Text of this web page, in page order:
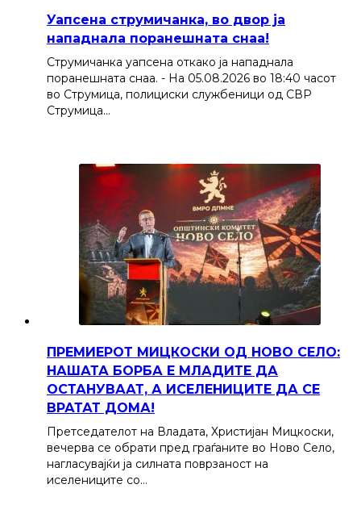
Уапсена струмичанка, во двор ја
нападнала поранешната снаа!
Струмичанка уапсена откако ја нападнала
поранешната снаа. - На 05.08.2026 во 18:40 часот
во Струмица, полициски службеници од СВР
Струмица…
ПРЕМИЕРОТ МИЦКОСКИ ОД НОВО СЕЛО:
НАШАТА БОРБА Е МЛАДИТЕ ДА
ОСТАНУВААТ, А ИСЕЛЕНИЦИТЕ ДА СЕ
ВРАТАТ ДОМА!
Претседателот на Владата, Христијан Мицкоски,
вечерва се обрати пред граѓаните во Ново Село,
нагласувајќи ја силната поврзаност на
иселениците со…